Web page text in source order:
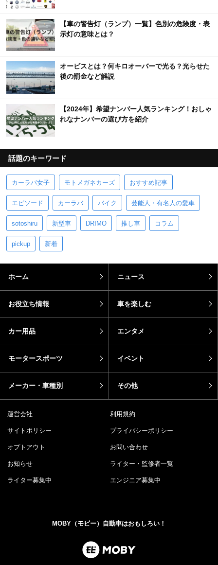
【車の警告灯（ランプ）一覧】色別の危険度・表
示灯の意味とは？
オービスとは？何キロオーバーで光る？光らせた
後の罰金など解説
【2024年】希望ナンバー人気ランキング！おしゃ
れなナンバーの選び方を紹介
話題のキーワード
カーラバ女子 モトメガネカーズ おすすめ記事
エピソード カーラバ バイク 芸能人・有名人の愛車
sotoshiru 新型車 DRIMO 推し車 コラム
pickup 新着
ホーム ニュース
お役立ち情報 車を楽しむ
カー用品 エンタメ
モータースポーツ イベント
メーカー・車種別 その他
運営会社 利用規約
サイトポリシー プライバシーポリシー
オプトアウト お問い合わせ
お知らせ ライター・監修者一覧
ライター募集中 エンジニア募集中
MOBY（モビー）自動車はおもしろい！